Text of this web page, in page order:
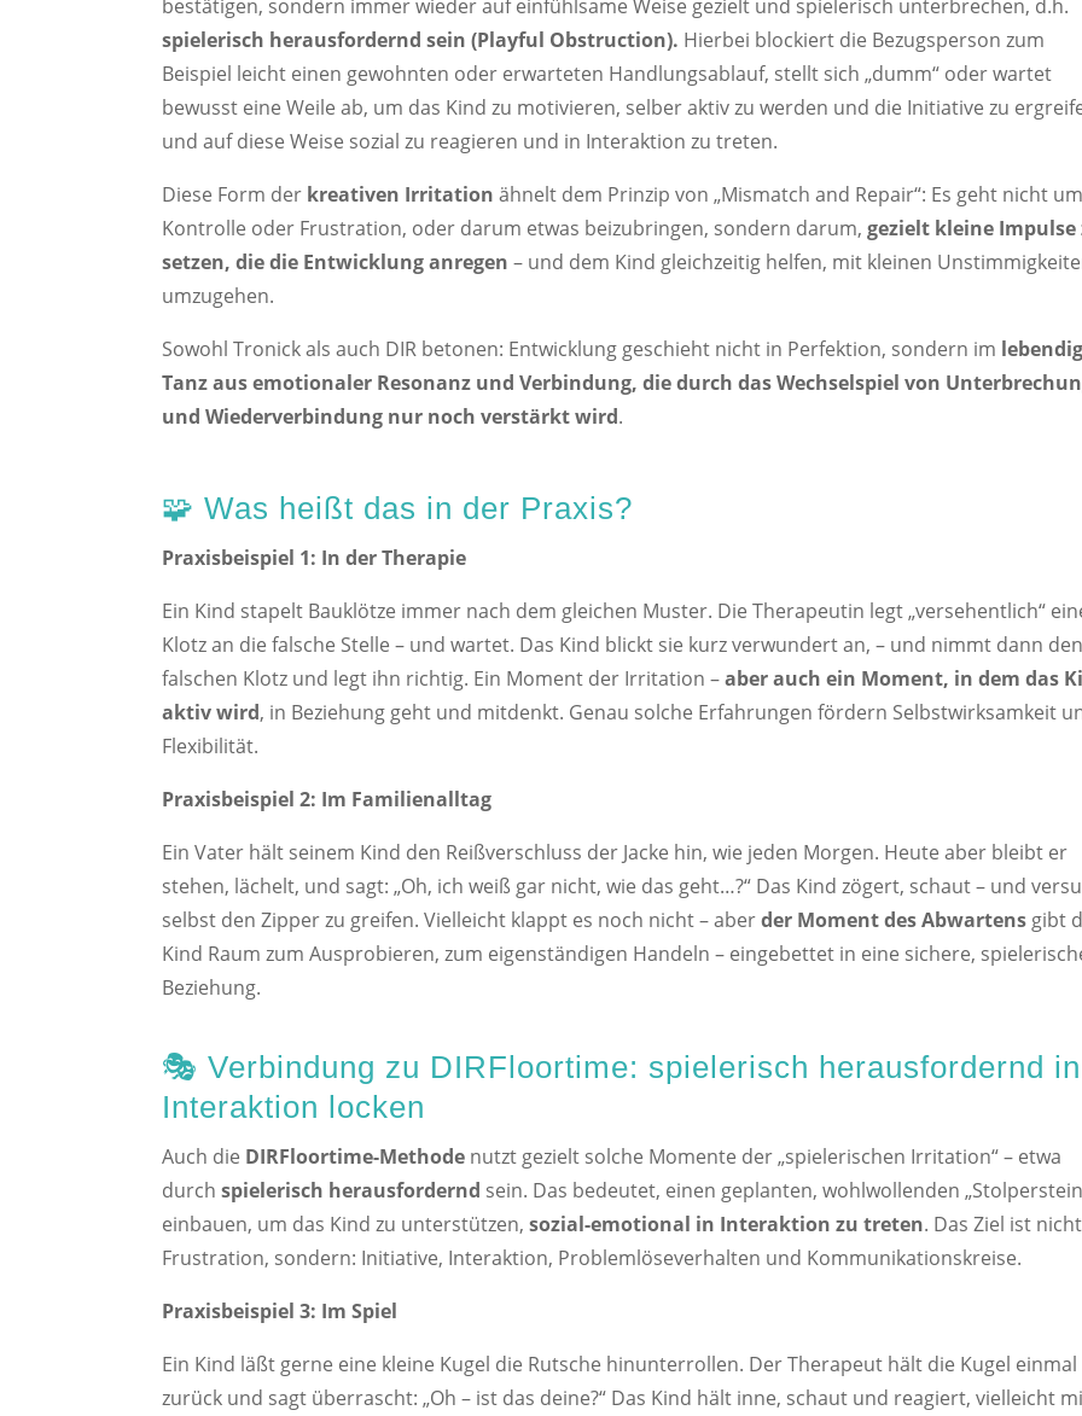
bestätigen, sondern immer wieder auf einfühlsame Weise gezielt und spielerisch unterbrechen, d.h.
spielerisch herausfordernd sein (Playful Obstruction). Hierbei blockiert die Bezugsperson zum
Beispiel leicht einen gewohnten oder erwarteten Handlungsablauf, stellt sich „dumm“ oder wartet
bewusst eine Weile ab, um das Kind zu motivieren, selber aktiv zu werden und die Initiative zu
und auf diese Weise sozial zu reagieren und in Interaktion zu treten.
Diese Form der kreativen Irritation ähnelt dem Prinzip von „Mismatch and Repair“: Es geht nicht um
Kontrolle oder Frustration, oder darum etwas beizubringen, sondern darum, gezielt kleine Impulse
setzen, die die Entwicklung anregen – und dem Kind gleichzeitig helfen, mit kleinen
umzugehen.
Sowohl Tronick als auch DIR betonen: Entwicklung geschieht nicht in Perfektion, sondern im
Tanz aus emotionaler Resonanz und Verbindung, die durch das Wechselspiel von
und Wiederverbindung nur noch verstärkt wird.
🧩 Was heißt das in der Praxis?
Praxisbeispiel 1: In der Therapie
Ein Kind stapelt Bauklötze immer nach dem gleichen Muster. Die Therapeutin legt „versehentlich“
Klotz an die falsche Stelle – und wartet. Das Kind blickt sie kurz verwundert an, – und nimmt dann den
falschen Klotz und legt ihn richtig. Ein Moment der Irritation –aber auch ein Moment, in dem das
aktiv wird, in Beziehung geht und mitdenkt. Genau solche Erfahrungen fördern Selbstwirksamkeit
Flexibilität.
Praxisbeispiel 2: Im Familienalltag
Ein Vater hält seinem Kind den Reißverschluss der Jacke hin, wie jeden Morgen. Heute aber bleibt er
stehen, lächelt, und sagt: „Oh, ich weiß gar nicht, wie das geht…?“ Das Kind zögert, schaut – und
selbst den Zipper zu greifen. Vielleicht klappt es noch nicht – aberder Moment des Abwartens gibt
Kind Raum zum Ausprobieren, zum eigenständigen Handeln – eingebettet in eine sichere,
Beziehung.
🎭 Verbindung zu DIRFloortime: spielerisch herausfordernd in
Interaktion locken
Auch die DIRFloortime-Methode nutzt gezielt solche Momente der „spielerischen Irritation“ – etwa
durchspielerisch herausfordernd sein. Das bedeutet, einen geplanten, wohlwollenden
einbauen, um das Kind zu unterstützen,sozial-emotional in Interaktion zu treten. Das Ziel ist nicht
Frustration, sondern: Initiative, Interaktion, Problemlöseverhalten und Kommunikationskreise.
Praxisbeispiel 3: Im Spiel
Ein Kind läßt gerne eine kleine Kugel die Rutsche hinunterrollen. Der Therapeut hält die Kugel einmal
zurück und sagt überrascht: „Oh – ist das deine?“ Das Kind hält inne, schaut und reagiert, vielleicht